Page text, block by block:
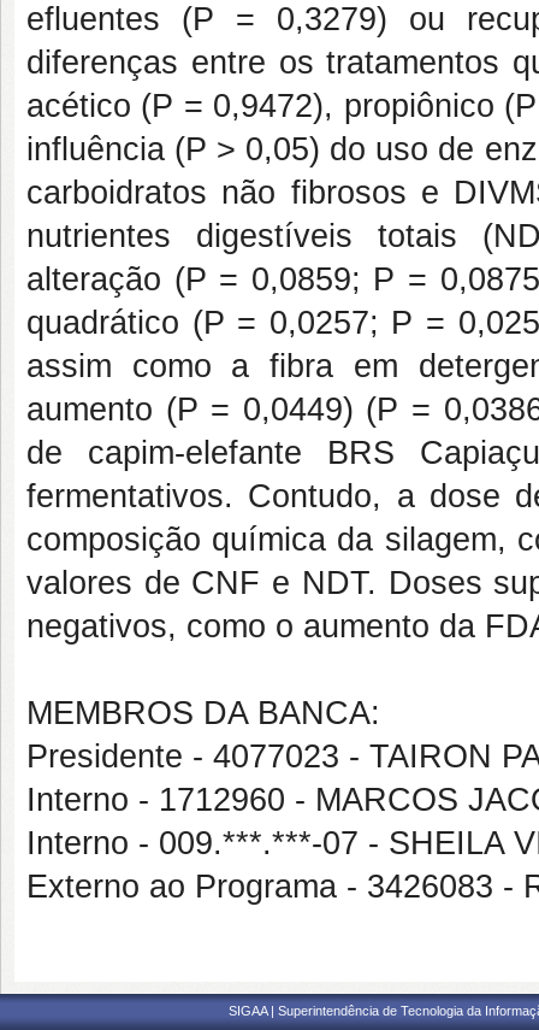
efluentes (P = 0,3279) ou
diferenças entre os tratamentos
acético (P = 0,9472), propiônico
influência (P > 0,05) do uso de
carboidratos não fibrosos e
nutrientes digestíveis totais
alteração (P = 0,0859; P =
quadrático (P = 0,0257; P =
assim como a fibra em
aumento (P = 0,0449) (P =
de capim-elefante BRS
fermentativos. Contudo, a dose
composição química da silagem,
valores de CNF e NDT. Doses
negativos, como o aumento da
MEMBROS DA BANCA:
Presidente - 4077023 - TAIRON
Interno - 1712960 - MARCOS
Interno - 009.***.***-07 - SHEILA
Externo ao Programa - 3426083 -
SIGAA | Superintendência de Tecnologia da